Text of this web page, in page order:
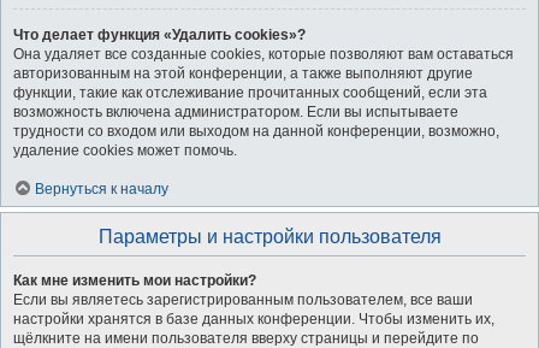
Что делает функция «Удалить cookies»?
Она удаляет все созданные cookies, которые позволяют вам оставаться
авторизованным на этой конференции, а также выполняют другие
функции, такие как отслеживание прочитанных сообщений, если эта
возможность включена администратором. Если вы испытываете
трудности со входом или выходом на данной конференции, возможно,
удаление cookies может помочь.
Вернуться к началу
Параметры и настройки пользователя
Как мне изменить мои настройки?
Если вы являетесь зарегистрированным пользователем, все ваши
настройки хранятся в базе данных конференции. Чтобы изменить их,
щёлкните на имени пользователя вверху страницы и перейдите по